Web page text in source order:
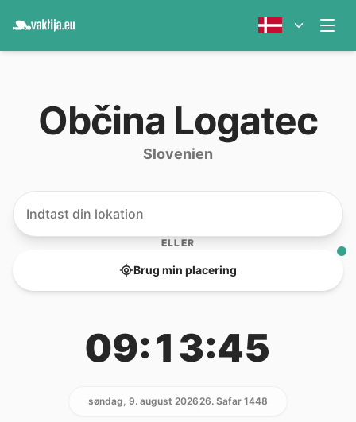
Občina Logatec
Slovenien
ELLER
Brug min placering
09:13:45
søndag, 9. august 202626. Safar 1448